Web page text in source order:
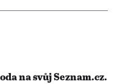
na svůj Seznam.cz.